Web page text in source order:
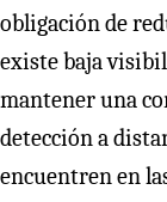
obligación de
existe baja
mantener una
detección a
encuentren en